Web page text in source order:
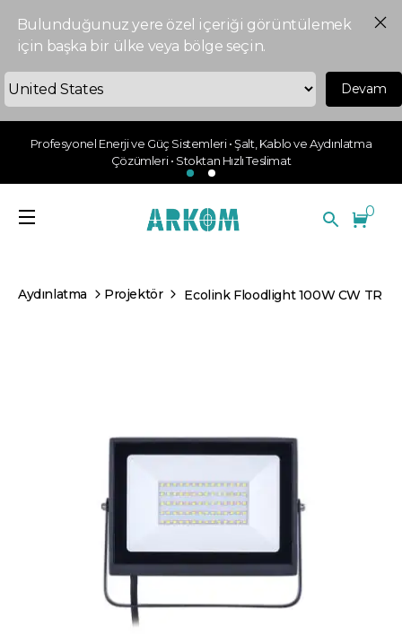
Bulunduğunuz yere özel içeriği görüntülemek
için başka bir ülke veya bölge seçin.
Devam
Profesyonel Enerji ve Güç Sistemleri • Şalt, Kablo ve Aydınlatma
Çözümleri • Stoktan Hızlı Teslimat
0
Aydınlatma Projektör Ecolink Floodlight 100W CW TR